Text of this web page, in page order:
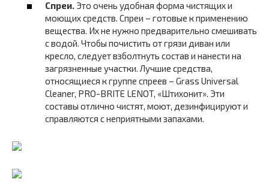
Спреи. Это очень удобная форма чистящих и
моющих средств. Спреи – готовые к применению
вещества. Их не нужно предварительно смешивать
с водой. Чтобы почистить от грязи диван или
кресло, следует взболтнуть состав и нанести на
загрязненные участки. Лучшие средства,
относящиеся к группе спреев – Grass Universal
Cleaner, PRO-BRITE LENOT, «Штихонит». Эти
составы отлично чистят, моют, дезинфицируют и
справляются с неприятными запахами.